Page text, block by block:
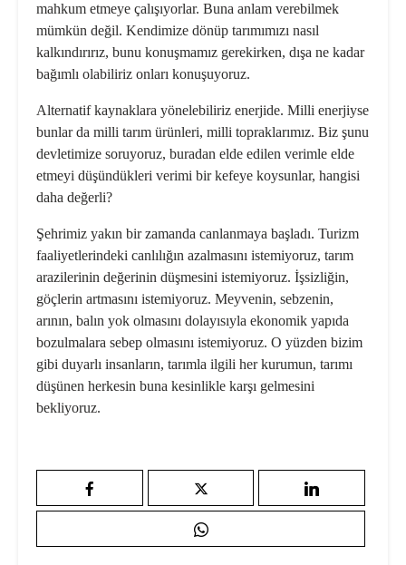
mahkum etmeye çalışıyorlar. Buna anlam verebilmek
mümkün değil. Kendimize dönüp tarımımızı nasıl
kalkındırırız, bunu konuşmamız gerekirken, dışa ne kadar
bağımlı olabiliriz onları konuşuyoruz.
Alternatif kaynaklara yönelebiliriz enerjide. Milli enerjiyse
bunlar da milli tarım ürünleri, milli topraklarımız. Biz şunu
devletimize soruyoruz, buradan elde edilen verimle elde
etmeyi düşündükleri verimi bir kefeye koysunlar, hangisi
daha değerli?
Şehrimiz yakın bir zamanda canlanmaya başladı. Turizm
faaliyetlerindeki canlılığın azalmasını istemiyoruz, tarım
arazilerinin değerinin düşmesini istemiyoruz. İşsizliğin,
göçlerin artmasını istemiyoruz. Meyvenin, sebzenin,
arının, balın yok olmasını dolayısıyla ekonomik yapıda
bozulmalara sebep olmasını istemiyoruz. O yüzden bizim
gibi duyarlı insanların, tarımla ilgili her kurumun, tarımı
düşünen herkesin buna kesinlikle karşı gelmesini
bekliyoruz.